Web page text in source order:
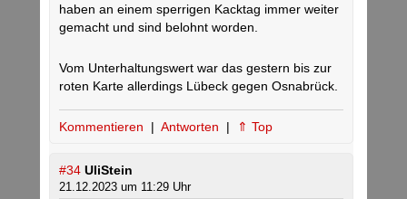
haben an einem sperrigen Kacktag immer weiter
gemacht und sind belohnt worden.
Vom Unterhaltungswert war das gestern bis zur
roten Karte allerdings Lübeck gegen Osnabrück.
Kommentieren | Antworten | ⇑ Top
#34 UliStein
21.12.2023 um 11:29 Uhr